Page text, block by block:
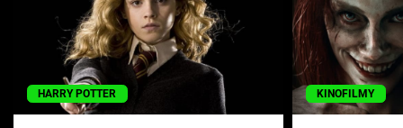
HARRY POTTER KINOFILMY